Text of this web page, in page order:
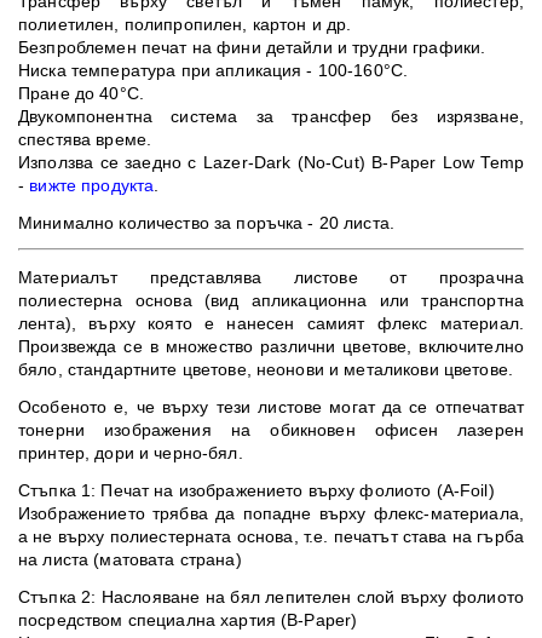
полиетилен, полипропилен, картон и др.
Безпроблемен печат на фини детайли и трудни графики.
Ниска температура при апликация - 100-160°C.
Пране до 40°C.
Двукомпонентна система за трансфер без изрязване,
спестява време.
Използва се заедно с Lazer-Dark (No-Cut) B-Paper Low Temp
- вижте продукта
Минимално количество за поръчка - 20 листа.
Материалът представлява листове от прозрачна
полиестерна основа (вид апликационна или транспортна
лента), върху която е нанесен самият флекс материал.
Произвежда се в множество различни цветове, включително
бяло, стандартните цветове, неонови и металикови цветове.
Особеното е, че върху тези листове могат да се отпечатват
тонерни изображения на обикновен офисен лазерен
принтер, дори и черно-бял.
Стъпка 1: Печат на изображението върху фолиото (A-Foil)
Изображението трябва да попадне върху флекс-материала,
а не върху полиестерната основа, т.е. печатът става на гърба
на листа (матовата страна)
Стъпка 2: Наслояване на бял лепителен слой върху фолиото
посредством специална хартия (B-Paper)